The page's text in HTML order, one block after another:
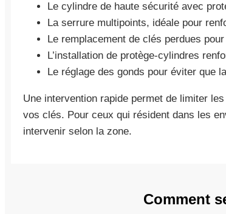
Le cylindre de haute sécurité avec
La serrure multipoints, idéale pour
Le remplacement de clés perdues
L’installation de protège-cylindres
Le réglage des gonds pour éviter que
Une intervention rapide permet de limiter
vos clés. Pour ceux qui résident dans les
intervenir selon la zone.
Comment